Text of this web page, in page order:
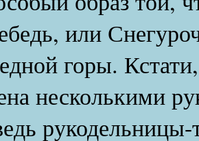
или
горы.
несколькими